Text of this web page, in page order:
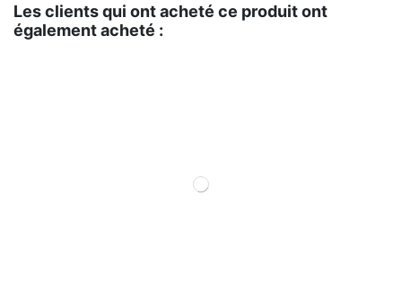
Les clients qui ont acheté ce produit ont
également acheté :